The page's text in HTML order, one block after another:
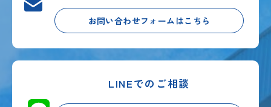
お問い合わせフォームはこちら
LINEでのご相談